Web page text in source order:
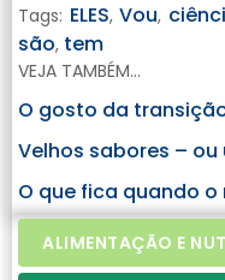
Tags: ELES,Vou,
são, tem
VEJA TAMBÉM...
O gosto da
Velhos sabores –
O que fica quando
ALIMENTAÇÃO E